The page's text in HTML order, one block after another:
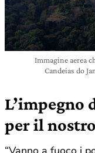
Immagine aerea
Candeias do
L’impegno
per il